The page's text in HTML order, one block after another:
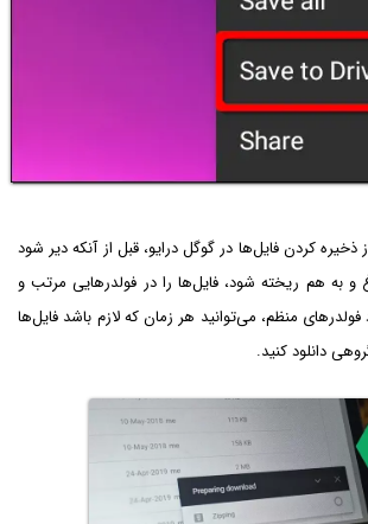
کردن فایل‌ها در گوگل درایو، قبل از آنکه دیر شود
و به هم ریخته شود، فایل‌ها را در فولدرهایی مرتب و
فولدرهای منظم، می‌توانید هر زمان که لازم باشد فایل‌ها
دانلود کنید.